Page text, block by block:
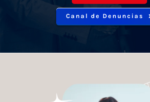
Canal de Denuncias